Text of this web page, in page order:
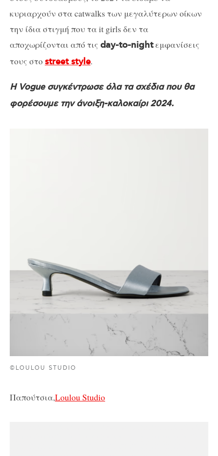
κυριαρχούν στα catwalks των μεγαλύτερων οίκων
την ίδια στιγμή που τα it girls δεν τα
αποχωρίζονται από τις day-to-nightεμφανίσεις
τους στοstreet style.
Η Vogue συγκέντρωσε όλα τα σχέδια που θα
φορέσουμε την άνοιξη-καλοκαίρι 2024.
©LOULOU STUDIO
Παπούτσια,Loulou Studio